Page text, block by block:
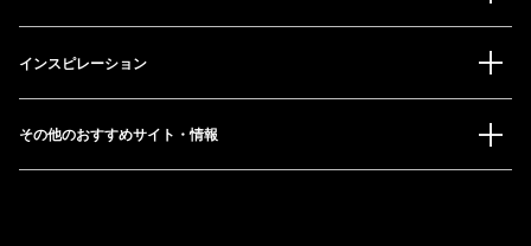
インスピレーション
その他のおすすめサイト・情報